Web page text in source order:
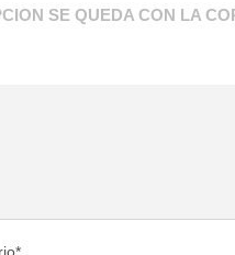
SE QUEDA CON LA